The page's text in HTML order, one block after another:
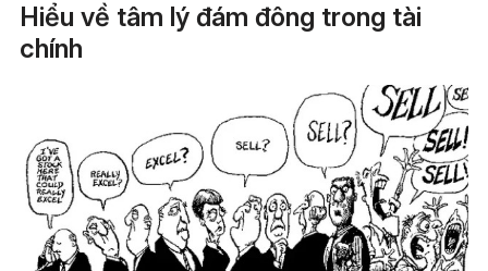
Hiểu về tâm lý đám đông trong tài
chính